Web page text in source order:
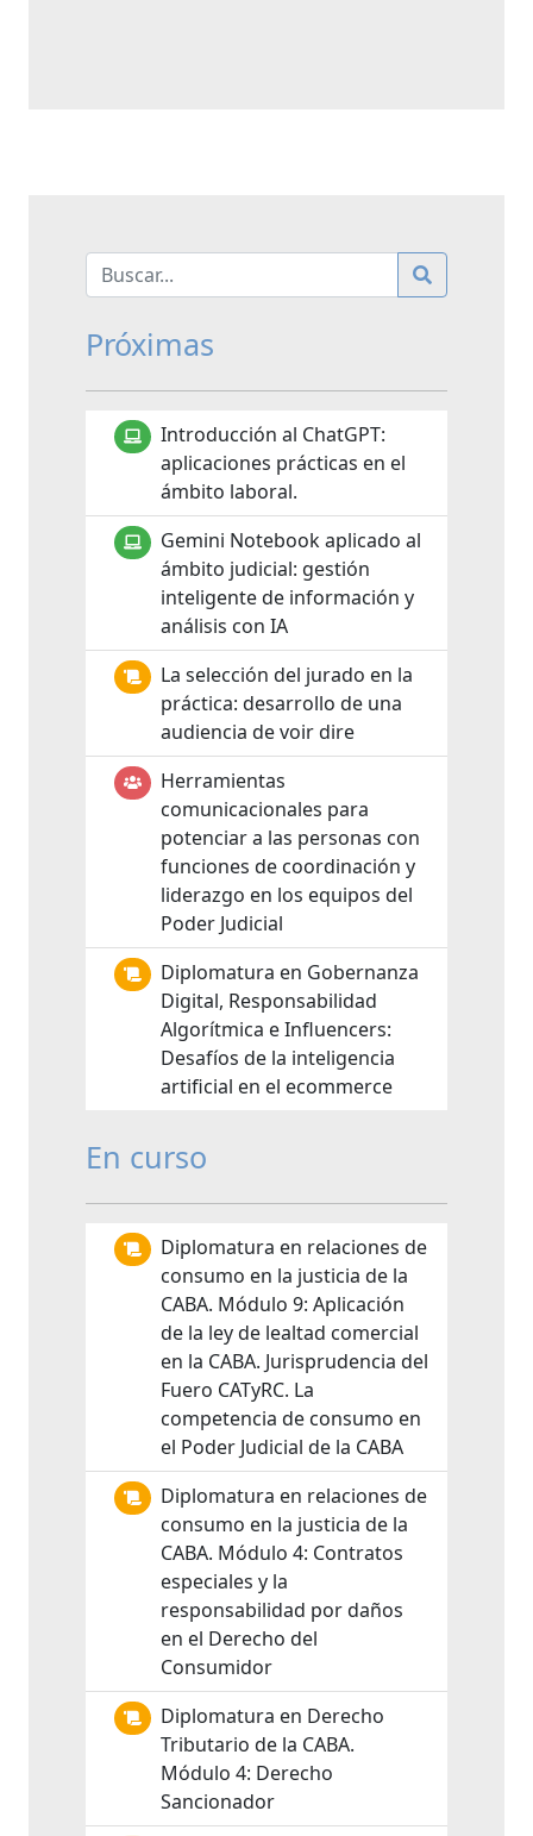
Próximas
Introducción al ChatGPT:
aplicaciones prácticas en el
ámbito laboral.
Gemini Notebook aplicado al
ámbito judicial: gestión
inteligente de información y
análisis con IA
La selección del jurado en la
práctica: desarrollo de una
audiencia de voir dire
Herramientas
comunicacionales para
potenciar a las personas con
funciones de coordinación y
liderazgo en los equipos del
Poder Judicial
Diplomatura en Gobernanza
Digital, Responsabilidad
Algorítmica e Influencers:
Desafíos de la inteligencia
artificial en el ecommerce
En curso
Diplomatura en relaciones de
consumo en la justicia de la
CABA. Módulo 9: Aplicación
de la ley de lealtad comercial
en la CABA. Jurisprudencia del
Fuero CATyRC. La
competencia de consumo en
el Poder Judicial de la CABA
Diplomatura en relaciones de
consumo en la justicia de la
CABA. Módulo 4: Contratos
especiales y la
responsabilidad por daños
en el Derecho del
Consumidor
Diplomatura en Derecho
Tributario de la CABA.
Módulo 4: Derecho
Sancionador